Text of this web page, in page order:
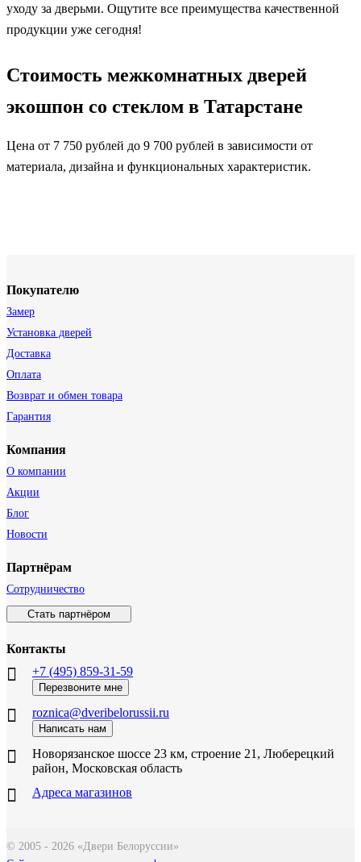
уходу за дверьми. Ощутите все преимущества качественной
продукции уже сегодня!
Стоимость межкомнатных дверей
экошпон со стеклом в Татарстане
Цена от 7 750 рублей до 9 700 рублей в зависимости от
материала, дизайна и функциональных характеристик.
Покупателю
Замер
Установка дверей
Доставка
Оплата
Возврат и обмен товара
Гарантия
Компания
О компании
Акции
Блог
Новости
Партнёрам
Сотрудничество
Стать партнёром
Контакты
+7 (495) 859-31-59
Перезвоните мне
roznica@dveribelorussii.ru
Написать нам
Новорязанское шоссе 23 км, строение 21, Люберецкий
район, Московская область
Адреса магазинов
© 2005 - 2026 «Двери Белоруссии»